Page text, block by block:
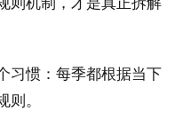
习惯：每季都根据当下
。